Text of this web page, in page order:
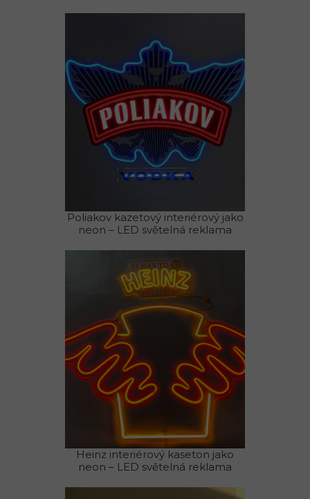
Poliakov kazetový interiérový jako
neon – LED světelná reklama
Heinz interiérový kaseton jako
neon – LED světelná reklama